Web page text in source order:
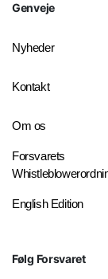
Genveje
Nyheder
Kontakt
Om os
Forsvarets
English Edition
Følg Forsvaret